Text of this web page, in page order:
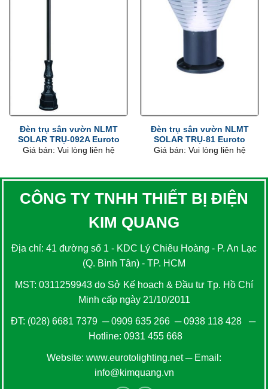
Đèn trụ sân vườn NLMT
SOLAR TRỤ-092A Euroto
Giá bán: Vui lòng liên hệ
Đèn trụ sân vườn NLMT
SOLAR TRỤ-81 Euroto
Giá bán: Vui lòng liên hệ
CÔNG TY TNHH THIẾT BỊ ĐIỆN
KIM QUANG
Địa chỉ: 41 đường số 1 - KDC Lý Chiêu Hoàng - P. An Lạc
(Q. Bình Tân) - TP. HCM
MST: 0311259943 do Sở Kế hoạch & Đầu tư Tp. Hồ Chí
Minh cấp ngày 21/10/2011
ĐT: (028) 6681 7379 ─0909 635 266─0938 118 428─
Hotline: 0931 455 668
Website: www.eurotolighting.net─ Email:
info@kimquang.vn